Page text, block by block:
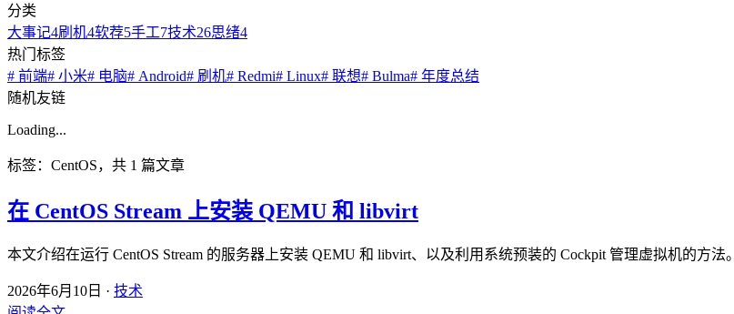
分类
大事记4刷机4软荐5手工7技术26思绪4
热门标签
# 前端# 小米# 电脑# Android# 刷机# Redmi# Linux# 联想# Bulma# 年度总结
随机友链
Loading...
标签：CentOS，共 1 篇文章
在 CentOS Stream 上安装 QEMU 和 libvirt
本文介绍在运行 CentOS Stream 的服务器上安装 QEMU 和 libvirt、以及利用系统预装的 Cockpit 管理虚拟机的方法。
2026年6月10日 · 技术